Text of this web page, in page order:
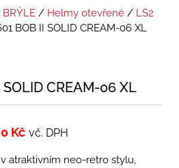
BRÝLE / Helmy otevřené / LS2
BOB II SOLID CREAM-06 XL
SOLID CREAM-06 XL
Kč vč. DPH
atraktivním neo-retro stylu,